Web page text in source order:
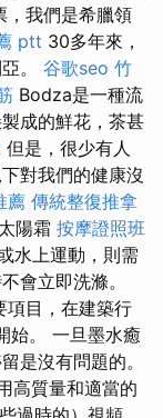
，我們是希臘領
ptt 30多年來，
。 谷歌seo 竹
Bodza是一種流
成的鮮花，茶甚
但是，很少有人
對我們的健康沒
薦 傳統整復推拿
陽霜 按摩證照班
水上運動，則需
會立即洗滌。
項目，在建築行
始。 一旦墨水癒
是沒有問題的。
高質量和適當的